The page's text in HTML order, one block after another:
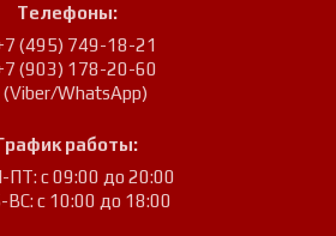
Телефоны:
(495) 749-18-21
(903) 178-20-60
(Viber/WhatsApp)
работы:
ПТ: с 09:00 до 20:00
ВС: с 10:00 до 18:00